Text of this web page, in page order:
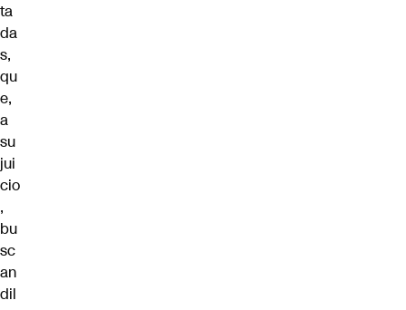
ta
da
s,
qu
e,
a
su
jui
cio
,
bu
sc
an
dil